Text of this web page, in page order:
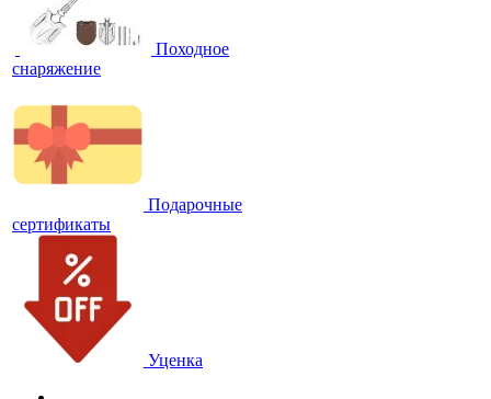
Походное
снаряжение
Подарочные
сертификаты
Уценка